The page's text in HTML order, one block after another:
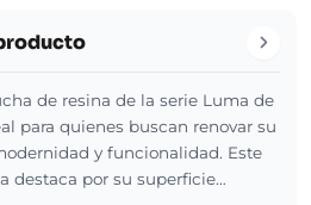
de resina de la serie Luma de
para quienes buscan renovar su
y funcionalidad. Este
destaca por su superficie…